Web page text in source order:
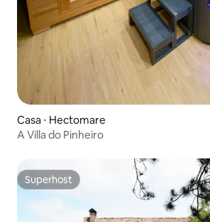
Casa ⋅ Hectomare
A Villa do Pinheiro
Superhost
Superhost